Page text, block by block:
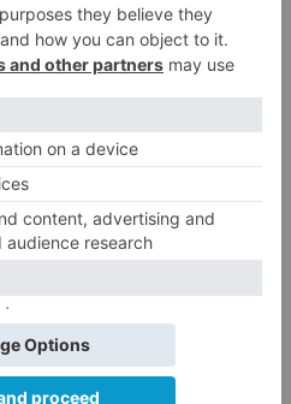
Esperar al autobús en el HUBU es
un peligro bajo el sol
Felix Gall ganador de la Vuelta a
de Aitor Córdoba al fútbol chino